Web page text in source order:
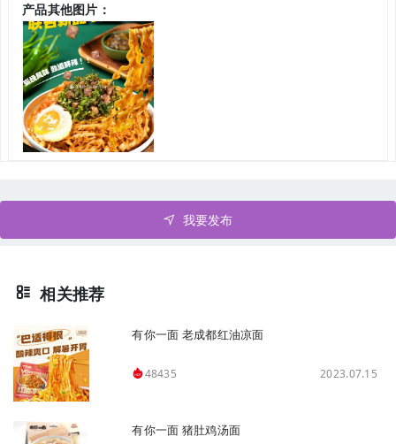
产品其他图片：
我要发布
相关推荐
有你一面 老成都红油凉面
48435 2023.07.15
有你一面 猪肚鸡汤面